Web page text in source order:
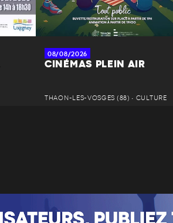
08/08/2026
CINÉMAS PLEIN AIR
THAON-LES-VOSGES (88) • CULTURE